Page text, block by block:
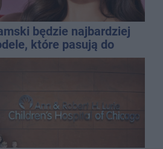
będzie najbardziej
które pasują do